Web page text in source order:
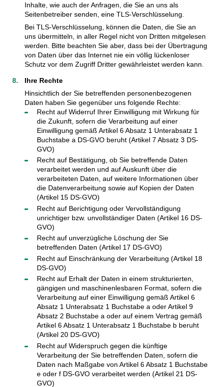
Inhalte, wie auch der Anfragen, die Sie an uns als
Seitenbetreiber senden, eine TLS-Verschlüsselung.
Bei TLS-Verschlüsselung, können die Daten, die Sie an
uns übermitteln, in aller Regel nicht von Dritten mitgelesen
werden. Bitte beachten Sie aber, dass bei der Übertragung
von Daten über das Internet nie ein völlig lückenloser
Schutz vor dem Zugriff Dritter gewährleistet werden kann.
Ihre Rechte
Hinsichtlich der Sie betreffenden personenbezogenen
Daten haben Sie gegenüber uns folgende Rechte:
Recht auf Widerruf Ihrer Einwilligung mit Wirkung für
die Zukunft, sofern die Verarbeitung auf einer
Einwilligung gemäß Artikel 6 Absatz 1 Unterabsatz 1
Buchstabe a DS-GVO beruht (Artikel 7 Absatz 3 DS-
GVO)
Recht auf Bestätigung, ob Sie betreffende Daten
verarbeitet werden und auf Auskunft über die
verarbeiteten Daten, auf weitere Informationen über
die Datenverarbeitung sowie auf Kopien der Daten
(Artikel 15 DS-GVO)
Recht auf Berichtigung oder Vervollständigung
unrichtiger bzw. unvollständiger Daten (Artikel 16 DS-
GVO)
Recht auf unverzügliche Löschung der Sie
betreffenden Daten (Artikel 17 DS-GVO)
Recht auf Einschränkung der Verarbeitung (Artikel 18
DS-GVO)
Recht auf Erhalt der Daten in einem strukturierten,
gängigen und maschinenlesbaren Format, sofern die
Verarbeitung auf einer Einwilligung gemäß Artikel 6
Absatz 1 Unterabsatz 1 Buchstabe a oder Artikel 9
Absatz 2 Buchstabe a oder auf einem Vertrag gemäß
Artikel 6 Absatz 1 Unterabsatz 1 Buchstabe b beruht
(Artikel 20 DS-GVO)
Recht auf Widerspruch gegen die künftige
Verarbeitung der Sie betreffenden Daten, sofern die
Daten nach Maßgabe von Artikel 6 Absatz 1 Buchstabe
e oder f DS-GVO verarbeitet werden (Artikel 21 DS-
GVO)